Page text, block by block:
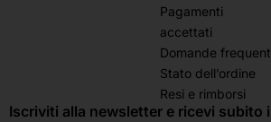
Pagamenti
accettati
Domande
Stato dell’ordine
Resi e rimborsi
Iscriviti alla newsletter e ricevi subito